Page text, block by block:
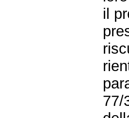
il
77/